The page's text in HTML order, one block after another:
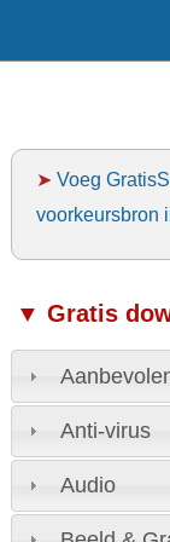
➤Voeg
voorkeursbron
▼ Gratis
Anti-virus
Audio